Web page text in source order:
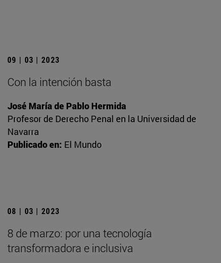
09 | 03 | 2023
Con la intención basta
José María de Pablo Hermida
Profesor de Derecho Penal en la Universidad de
Navarra
Publicado en: El Mundo
08 | 03 | 2023
8 de marzo: por una tecnología
transformadora e inclusiva